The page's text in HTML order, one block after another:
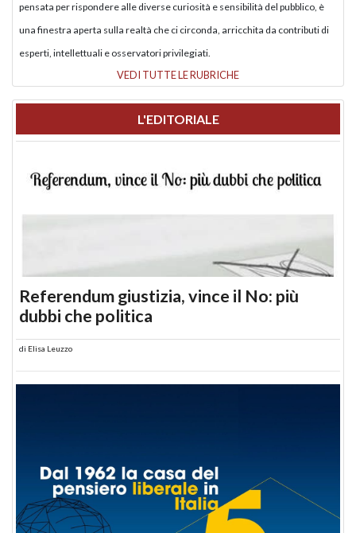
pensata per rispondere alle diverse curiosità e sensibilità del pubblico, è
una finestra aperta sulla realtà che ci circonda, arricchita da contributi di
esperti, intellettuali e osservatori privilegiati.
VEDI TUTTE LE RUBRICHE
L'EDITORIALE
Referendum giustizia, vince il No: più
dubbi che politica
di Elisa Leuzzo